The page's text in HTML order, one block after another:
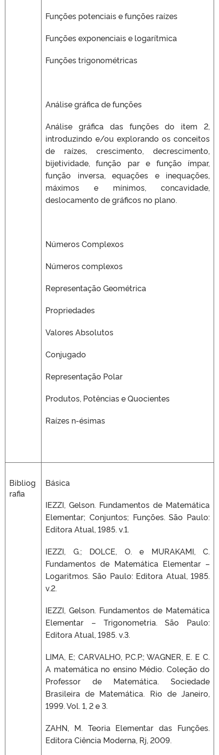
Funções potenciais e funções raízes
Funções exponenciais e logarítmica
Funções trigonométricas
Análise gráfica de funções
Análise gráfica das funções do item 2,
introduzindo e/ou explorando os conceitos
de raízes, crescimento, decrescimento,
bijetividade, função par e função ímpar,
função inversa, equações e inequações,
máximos e mínimos, concavidade,
deslocamento de gráficos no plano.
Números Complexos
Números complexos
Representação Geométrica
Propriedades
Valores Absolutos
Conjugado
Representação Polar
Produtos, Potências e Quocientes
Raízes n-ésimas
Bibliog
rafia
Básica
IEZZI, Gelson. Fundamentos de Matemática
Elementar; Conjuntos; Funções. São Paulo:
Editora Atual, 1985. v.1.
IEZZI, G.; DOLCE, O. e MURAKAMI, C.
Fundamentos de Matemática Elementar –
Logaritmos. São Paulo: Editora Atual, 1985.
v.2.
IEZZI, Gelson. Fundamentos de Matemática
Elementar – Trigonometria. São Paulo:
Editora Atual, 1985. v.3.
LIMA, E; CARVALHO, P.C.P.; WAGNER, E. E C.
A matemática no ensino Médio. Coleção do
Professor de Matemática. Sociedade
Brasileira de Matemática. Rio de Janeiro,
1999. Vol. 1, 2 e 3.
ZAHN, M. Teoria Elementar das Funções.
Editora Ciência Moderna, Rj, 2009.